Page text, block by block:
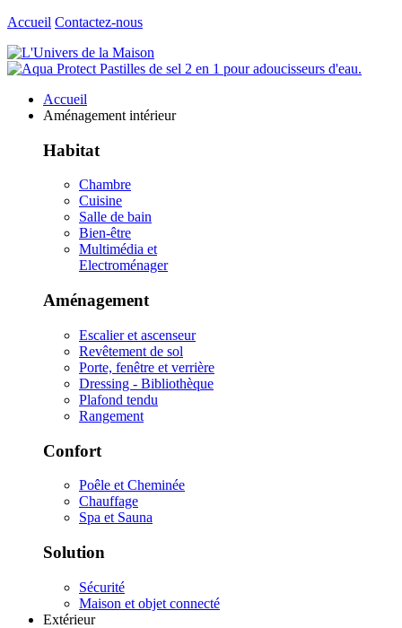
Accueil Contactez-nous
Accueil
Aménagement intérieur
Habitat
Chambre
Cuisine
Salle de bain
Bien-être
Multimédia et
Electroménager
Aménagement
Escalier et ascenseur
Revêtement de sol
Porte, fenêtre et verrière
Dressing - Bibliothèque
Plafond tendu
Rangement
Confort
Poêle et Cheminée
Chauffage
Spa et Sauna
Solution
Sécurité
Maison et objet connecté
Extérieur